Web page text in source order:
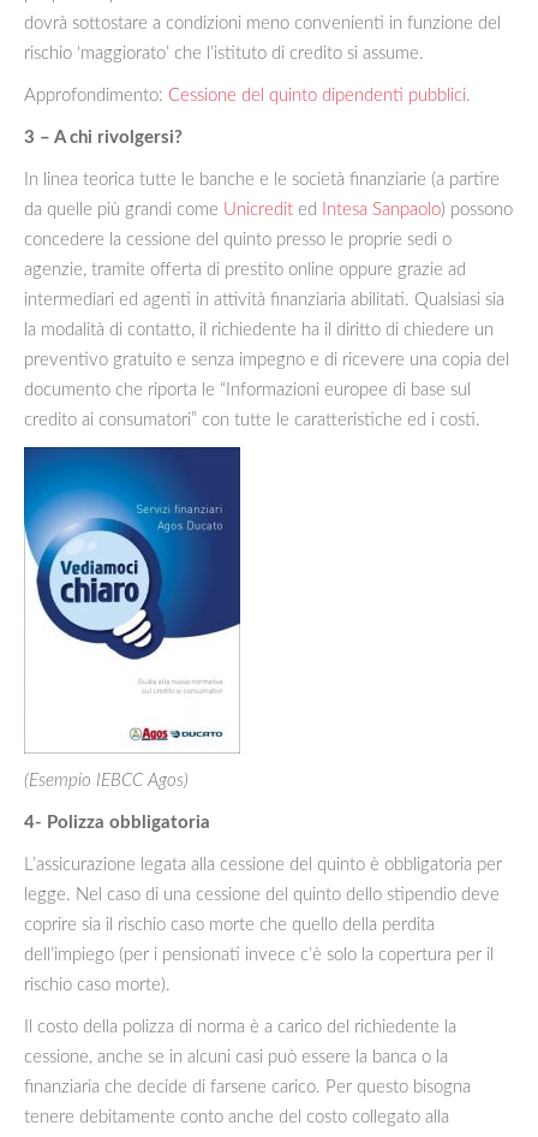
dovrà sottostare a condizioni meno convenienti in funzione del
rischio ‘maggiorato’ che l’istituto di credito si assume.
Approfondimento: Cessione del quinto dipendenti pubblici.
3 – A chi rivolgersi?
In linea teorica tutte le banche e le società finanziarie (a partire
da quelle più grandi come Unicredit ed Intesa Sanpaolo) possono
concedere la cessione del quinto presso le proprie sedi o
agenzie, tramite offerta di prestito online oppure grazie ad
intermediari ed agenti in attività finanziaria abilitati. Qualsiasi sia
la modalità di contatto, il richiedente ha il diritto di chiedere un
preventivo gratuito e senza impegno e di ricevere una copia del
documento che riporta le “Informazioni europee di base sul
credito ai consumatori” con tutte le caratteristiche ed i costi.
(Esempio IEBCC Agos)
4- Polizza obbligatoria
L’assicurazione legata alla cessione del quinto è obbligatoria per
legge. Nel caso di una cessione del quinto dello stipendio deve
coprire sia il rischio caso morte che quello della perdita
dell’impiego (per i pensionati invece c’è solo la copertura per il
rischio caso morte).
Il costo della polizza di norma è a carico del richiedente la
cessione, anche se in alcuni casi può essere la banca o la
finanziaria che decide di farsene carico. Per questo bisogna
tenere debitamente conto anche del costo collegato alla